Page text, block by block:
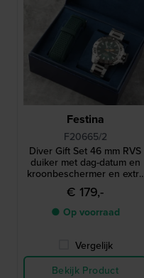
Festina
F20665/2
Diver Gift Set 46 mm RVS
duiker met dag-datum en
kroonbeschermer en extra
band
€ 179,-
● Op voorraad
Vergelijk
Bekijk Product